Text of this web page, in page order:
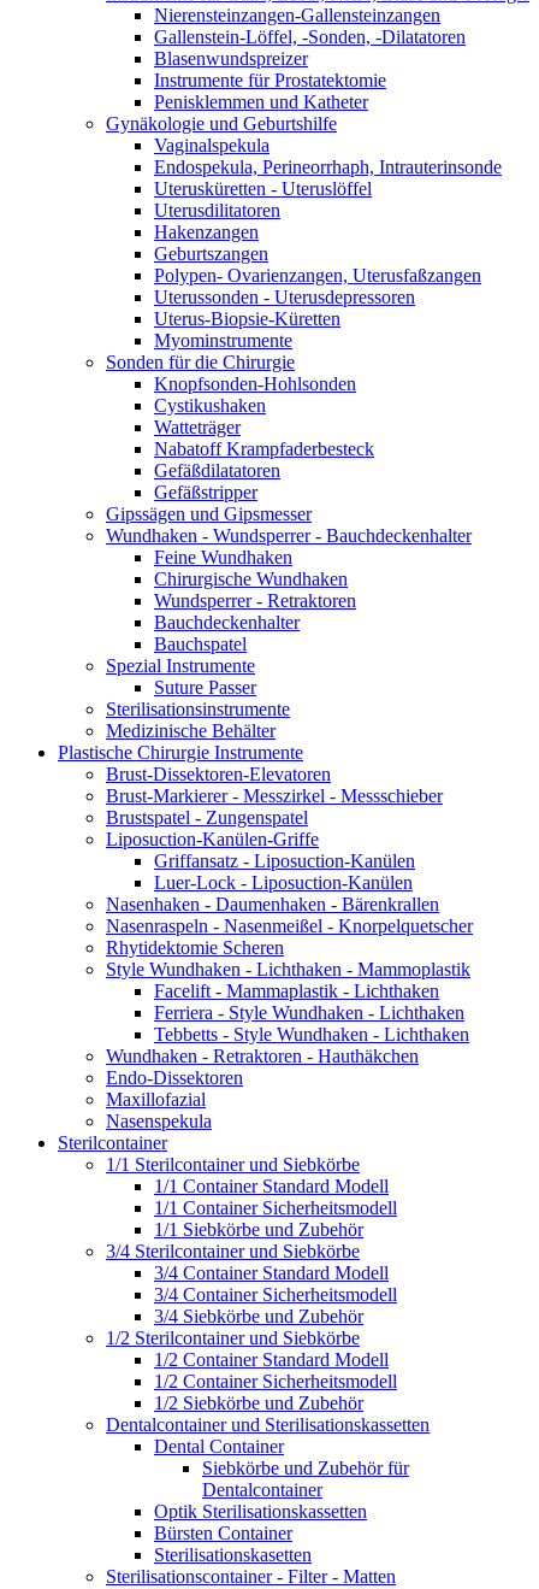
Nierensteinzangen-Gallensteinzangen
Gallenstein-Löffel, -Sonden, -Dilatatoren
Blasenwundspreizer
Instrumente für Prostatektomie
Penisklemmen und Katheter
Gynäkologie und Geburtshilfe
Vaginalspekula
Endospekula, Perineorrhaph, Intrauterinsonde
Uterusküretten - Uteruslöffel
Uterusdilitatoren
Hakenzangen
Geburtszangen
Polypen- Ovarienzangen, Uterusfaßzangen
Uterussonden - Uterusdepressoren
Uterus-Biopsie-Küretten
Myominstrumente
Sonden für die Chirurgie
Knopfsonden-Hohlsonden
Cystikushaken
Watteträger
Nabatoff Krampfaderbesteck
Gefäßdilatatoren
Gefäßstripper
Gipssägen und Gipsmesser
Wundhaken - Wundsperrer - Bauchdeckenhalter
Feine Wundhaken
Chirurgische Wundhaken
Wundsperrer - Retraktoren
Bauchdeckenhalter
Bauchspatel
Spezial Instrumente
Suture Passer
Sterilisationsinstrumente
Medizinische Behälter
Plastische Chirurgie Instrumente
Brust-Dissektoren-Elevatoren
Brust-Markierer - Messzirkel - Messschieber
Brustspatel - Zungenspatel
Liposuction-Kanülen-Griffe
Griffansatz - Liposuction-Kanülen
Luer-Lock - Liposuction-Kanülen
Nasenhaken - Daumenhaken - Bärenkrallen
Nasenraspeln - Nasenmeißel - Knorpelquetscher
Rhytidektomie Scheren
Style Wundhaken - Lichthaken - Mammoplastik
Facelift - Mammaplastik - Lichthaken
Ferriera - Style Wundhaken - Lichthaken
Tebbetts - Style Wundhaken - Lichthaken
Wundhaken - Retraktoren - Hauthäkchen
Endo-Dissektoren
Maxillofazial
Nasenspekula
Sterilcontainer
1/1 Sterilcontainer und Siebkörbe
1/1 Container Standard Modell
1/1 Container Sicherheitsmodell
1/1 Siebkörbe und Zubehör
3/4 Sterilcontainer und Siebkörbe
3/4 Container Standard Modell
3/4 Container Sicherheitsmodell
3/4 Siebkörbe und Zubehör
1/2 Sterilcontainer und Siebkörbe
1/2 Container Standard Modell
1/2 Container Sicherheitsmodell
1/2 Siebkörbe und Zubehör
Dentalcontainer und Sterilisationskassetten
Dental Container
Siebkörbe und Zubehör für
Dentalcontainer
Optik Sterilisationskassetten
Bürsten Container
Sterilisationskasetten
Sterilisationscontainer - Filter - Matten